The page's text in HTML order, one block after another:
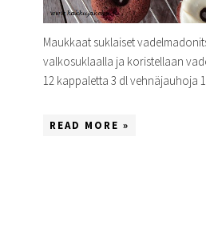
Maukkaat suklaiset
valkosuklaalla ja koristellaan
12 kappaletta 3 dl vehnäjauhoja
READ MORE »